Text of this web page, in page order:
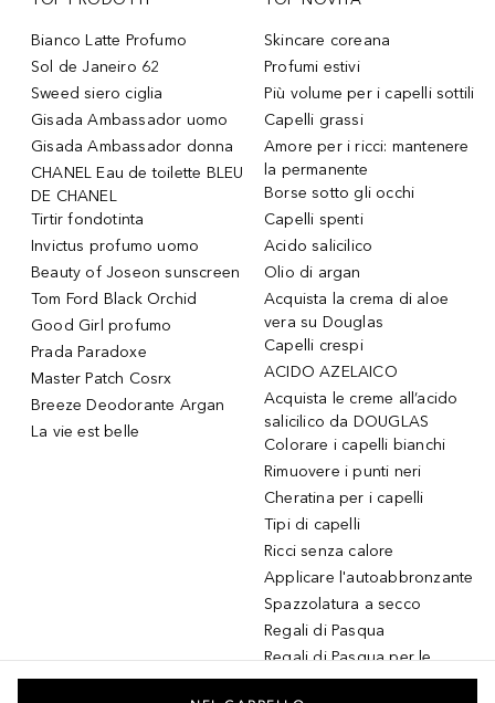
Bianco Latte Profumo
Sol de Janeiro 62
Sweed siero ciglia
Gisada Ambassador uomo
Gisada Ambassador donna
CHANEL Eau de toilette BLEU
DE CHANEL
Tirtir fondotinta
Invictus profumo uomo
Beauty of Joseon sunscreen
Tom Ford Black Orchid
Good Girl profumo
Prada Paradoxe
Master Patch Cosrx
Breeze Deodorante Argan
La vie est belle
Skincare coreana
Profumi estivi
Più volume per i capelli sottili
Capelli grassi
Amore per i ricci: mantenere
la permanente
Borse sotto gli occhi
Capelli spenti
Acido salicilico
Olio di argan
Acquista la crema di aloe
vera su Douglas
Capelli crespi
ACIDO AZELAICO
Acquista le creme all’acido
salicilico da DOUGLAS
Colorare i capelli bianchi
Rimuovere i punti neri
Cheratina per i capelli
Tipi di capelli
Ricci senza calore
Applicare l'autoabbronzante
Spazzolatura a secco
Regali di Pasqua
Regali di Pasqua per le
donne